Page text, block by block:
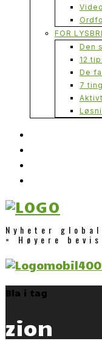
FOR
Den
12
De
7
Nyheter
= Høyere
Bla i tag
zion